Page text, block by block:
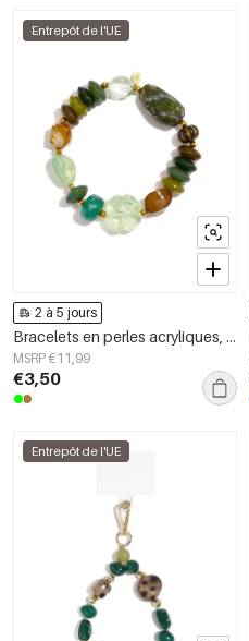
Entrepôt de l'UE
2 à 5 jours
Bracelets en perles acryliques, collection décontractée et simple pour femmes
MSRP €11,99
€3,50
Entrepôt de l'UE